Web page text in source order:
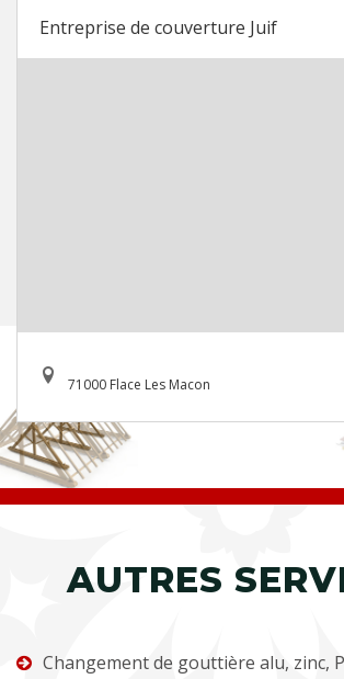
Entreprise de couverture Juif
71000 Flace Les Macon
AUTRES
Changement de gouttière alu, zinc,